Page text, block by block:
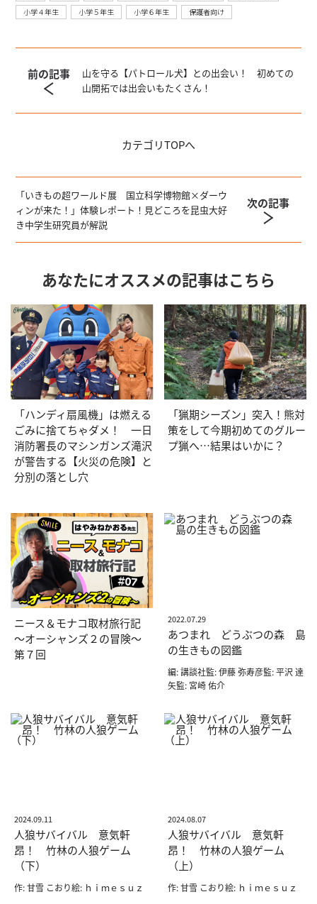
小学４年生
小学５年生 小学６年生 保護者向け
前の記事
山を守る【パトロール犬】との出会い！ 初めての
山開拓では出会いもたくさん！
カテゴリTOPへ
「いきもの超ワールド展 国立科学博物館×ダーウ
ィンが来た！」体験レポート！見どころを昆虫大好
き中学生研究員が解説
次の記事
あなたにオススメの記事はこちら
「ハンディ扇風機」は燃える
ごみに捨てちゃダメ！ 一日
消防署長のマシンガンズ滝沢
が警告する【火災の危険】と
分別の落とし穴
「猟期シーズン」突入！熊対
策をして今期初めてのグルー
プ猟へ…結果はいかに？
ニース＆モナコ取材旅行記
～オーシャンズ２の冒険～
第７回
2022.07.29
あつまれ どうぶつの森 島
の生きもの図鑑
編: 講談社監: 伊藤 弥寿彦監: 平沢 達
矢監: 宮崎 佑介
2024.09.11
人狼サバイバル 意気軒
昂！ 竹林の人狼ゲーム
（下）
作: 甘雪 こおり絵: ｈｉｍｅｓｕｚ
2024.08.07
人狼サバイバル 意気軒
昂！ 竹林の人狼ゲーム
（上）
作: 甘雪 こおり絵: ｈｉｍｅｓｕｚ